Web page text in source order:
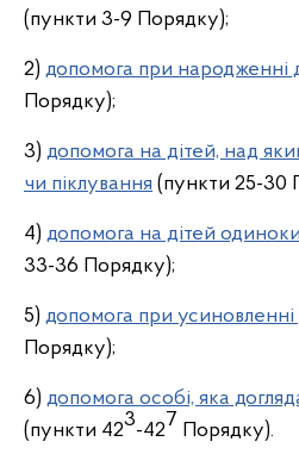
(пункти 3-9 Порядку);
2) допомога при народженні
Порядку);
3) допомога на дітей, над
чи піклування (пункти 25-30
4) допомога на дітей
33-36 Порядку);
5) допомога при
Порядку);
6) допомога особі, яка
(пункти 423-427 Порядку).